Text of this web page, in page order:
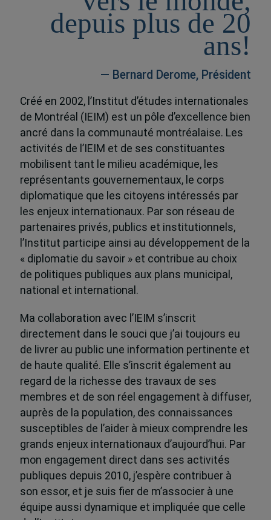
depuis plus de 20
ans!
— Bernard Derome, Président
Créé en 2002, l’Institut d’études internationales
de Montréal (IEIM) est un pôle d’excellence bien
ancré dans la communauté montréalaise. Les
activités de l’IEIM et de ses constituantes
mobilisent tant le milieu académique, les
représentants gouvernementaux, le corps
diplomatique que les citoyens intéressés par
les enjeux internationaux. Par son réseau de
partenaires privés, publics et institutionnels,
l’Institut participe ainsi au développement de la
« diplomatie du savoir » et contribue au choix
de politiques publiques aux plans municipal,
national et international.
Ma collaboration avec l’IEIM s’inscrit
directement dans le souci que j’ai toujours eu
de livrer au public une information pertinente et
de haute qualité. Elle s’inscrit également au
regard de la richesse des travaux de ses
membres et de son réel engagement à diffuser,
auprès de la population, des connaissances
susceptibles de l’aider à mieux comprendre les
grands enjeux internationaux d’aujourd’hui. Par
mon engagement direct dans ses activités
publiques depuis 2010, j’espère contribuer à
son essor, et je suis fier de m’associer à une
équipe aussi dynamique et impliquée que celle